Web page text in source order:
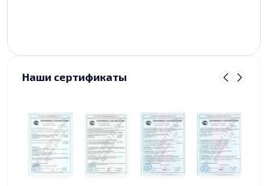
Наши сертификаты